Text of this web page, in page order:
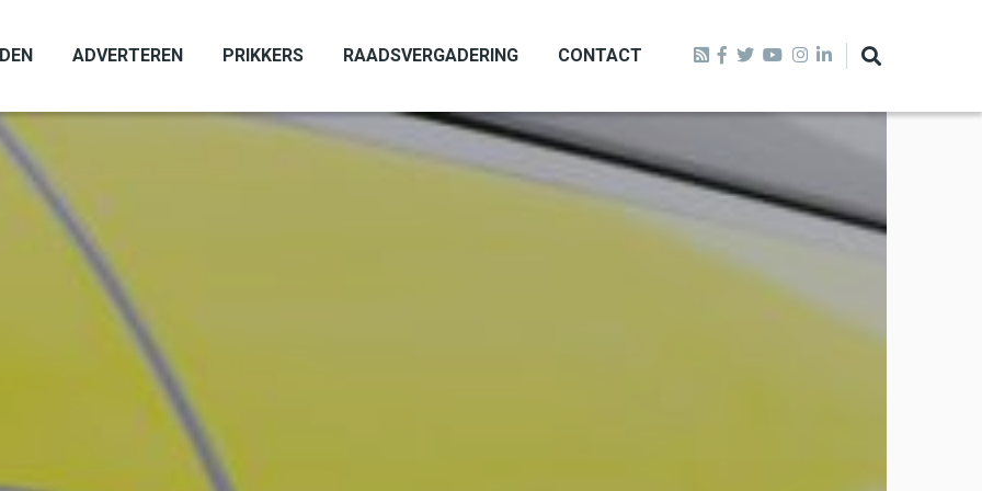
ADVERTEREN PRIKKERS RAADSVERGADERING CONTACT